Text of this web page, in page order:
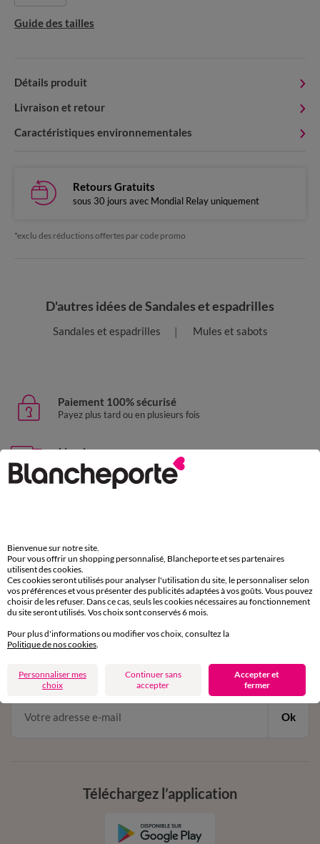
Guide des tailles
Détails produit
Livraison et retour
Caractéristiques environnementales
Retours Gratuits
sous 30 jours avec Mondial Relay uniquement
*exclu des réductions offertes par code promo
D'autres idées de Sandales et espadrilles
Sandales et espadrilles Mules et sabots
Paiement 100% sécurisé
Payez plus tard ou en plusieurs fois
Livraison express
domicile, relais, consignes automatiques
Service clients
par chat et par téléphone
de 8h00 à 20h00 du lundi au samedi
11€ Offerts
en vous inscrivant à la newsletter
conditions dans votre email de confirmation
Ok
Téléchargez l’application
Bienvenue sur notre site.
Pour vous offrir un shopping personnalisé, Blancheporte et ses partenaires
utilisent des cookies.
Ces cookies seront utilisés pour analyser l'utilisation du site, le personnaliser selon
vos préférences et vous présenter des publicités adaptées à vos goûts. Vous pouvez
choisir de les refuser. Dans ce cas, seuls les cookies nécessaires au fonctionnement
du site seront utilisés. Vos choix sont conservés 6 mois.
Pour plus d'informations ou modifier vos choix, consultez la
Politique de nos cookies
Personnaliser mes
choix
Continuer sans
accepter
Accepter et
fermer